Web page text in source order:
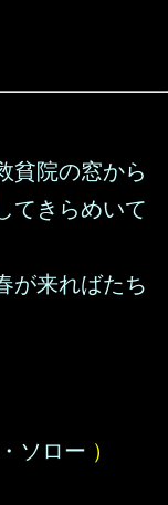
貧院の窓から
てきらめいて
が来ればたち
ソロー ）